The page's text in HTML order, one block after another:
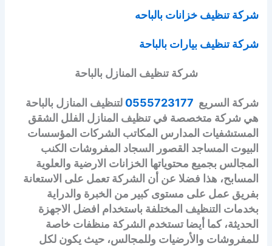
شركة تنظيف خزانات بالباحه
شركة تنظيف بيارات بالباحة
شركة تنظيف المنازل بالباحة
شركة السريع 0555723177 لتنظيف المنازل بالباحة
هي شركة متخصصة في تنظيف المنازل الفلل الشقق
المستشفيات المدارس المكاتب الشركات المؤسسات
البيوت المساجد القصور السجاد المفروشات الكنب
المجالسبجميع محتوياتها الخزانات الارضية والعلوية
المسابح، هذا فضلا عن أن الشركة تعمل على الاستعانة
بفريق عمل على مستوى كبير من الخبرة والدراية
بخدمات التنظيف المختلفة باستخدام افضل الاجهزة
الحديثة، كما أيضا تستخدم الشركة منظفات خاصة
للمفروشات والأرضيات وللمجالس، حيث يكون لكل